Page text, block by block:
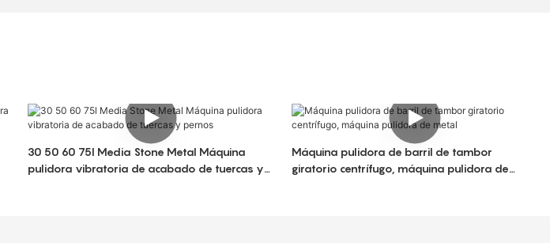
30 50 60 75l Media Stone Metal Máquina
pulidora vibratoria de acabado de tuercas y
Máquina pulidora de barril de tambor
giratorio centrífugo, máquina pulidora de